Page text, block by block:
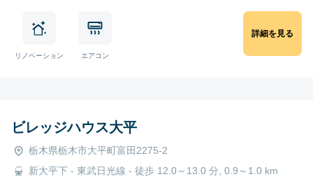
リノベーション エアコン
詳細を見る
ビレッジハウス大平
栃木県栃木市大平町富田2275-2
新大平下 - 東武日光線 - 徒歩 12.0～13.0 分, 0.9～1.0 km